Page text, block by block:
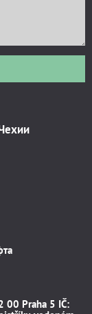
00 Praha 5 IČ: